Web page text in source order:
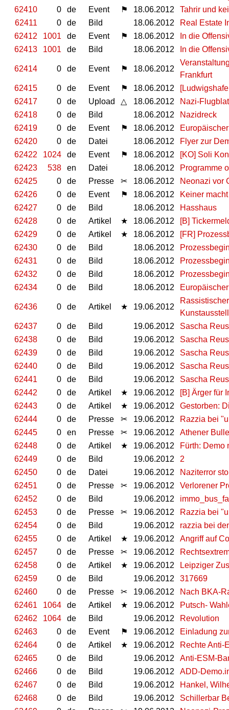
62410
0 de Event ⚑ 18.06.2012
Tahrir und
62411
0 de Bild 18.06.2012
Real Estate
62412
1001 de Event ⚑ 18.06.2012
In die
62413
1001 de Bild 18.06.2012 In die
62414 0 de Event ⚑ 18.06.2012
Frankfurt
62415
0 de Event ⚑ 18.06.2012
62417
0 de Upload △ 18.06.2012
Nazi-
62418
0 de Bild 18.06.2012
Nazidreck
62419
0 de Event ⚑ 18.06.2012
62420
0 de Datei 18.06.2012
Flyer zur
62422
1024 de Event ⚑ 18.06.2012
[KO] Soli
62423
538 en Datei 18.06.2012
Programme
62425
0 de Presse ✂ 18.06.2012
Neonazi vor
62426
0 de Event ⚑ 18.06.2012
Keiner
62427
0 de Bild 18.06.2012
Hasshaus
62428
0 de Artikel ★ 18.06.2012
[B]
62429
0 de Artikel ★ 18.06.2012
[FR]
62430
0 de Bild 18.06.2012
62431
0 de Bild 18.06.2012
62432
0 de Bild 18.06.2012
62434
0 de Bild 18.06.2012
62436 0 de Artikel ★ 19.06.2012
62437
0 de Bild 19.06.2012
Sascha
62438
0 de Bild 19.06.2012
Sascha
62439
0 de Bild 19.06.2012
Sascha
62440
0 de Bild 19.06.2012
Sascha
62441
0 de Bild 19.06.2012
Sascha
62442
0 de Artikel ★ 19.06.2012
[B] Ärger für
62443
0 de Artikel ★ 19.06.2012
Gestorben:
62444
0 de Presse ✂ 19.06.2012
Razzia bei
62445
0 en Presse ✂ 19.06.2012
Athener
62448
0 de Artikel ★ 19.06.2012
Fürth: Demo
62449
0 de Bild 19.06.2012
2
62450
0 de Datei 19.06.2012
Naziterror
62451
0 de Presse ✂ 19.06.2012
Verlorener
62452
0 de Bild 19.06.2012
62453
0 de Presse ✂ 19.06.2012
Razzia bei
62454
0 de Bild 19.06.2012
razzia bei
62455
0 de Artikel ★ 19.06.2012
Angriff auf
62457
0 de Presse ✂ 19.06.2012
62458
0 de Artikel ★ 19.06.2012
Leipziger
62459
0 de Bild 19.06.2012
317669
62460
0 de Presse ✂ 19.06.2012
Nach BKA-
62461
1064 de Artikel ★ 19.06.2012
Putsch-
62462
1064 de Bild 19.06.2012
Revolution
62463
0 de Event ⚑ 19.06.2012
Einladung
62464
0 de Artikel ★ 19.06.2012
Rechte Anti-
62465
0 de Bild 19.06.2012
Anti-ESM-
62466
0 de Bild 19.06.2012
ADD-
62467
0 de Bild 19.06.2012
Hankel,
62468
0 de Bild 19.06.2012
Schillerbar